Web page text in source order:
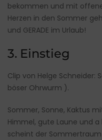
bekommen und mit
Herzen in den Sommer
und GERADE im Urlaub!
3. Einstieg
Clip von Helge Schneider:
böser Ohrwurm ).
Sommer, Sonne, Kaktus
Himmel, gute Laune und
scheint der Sommertraum